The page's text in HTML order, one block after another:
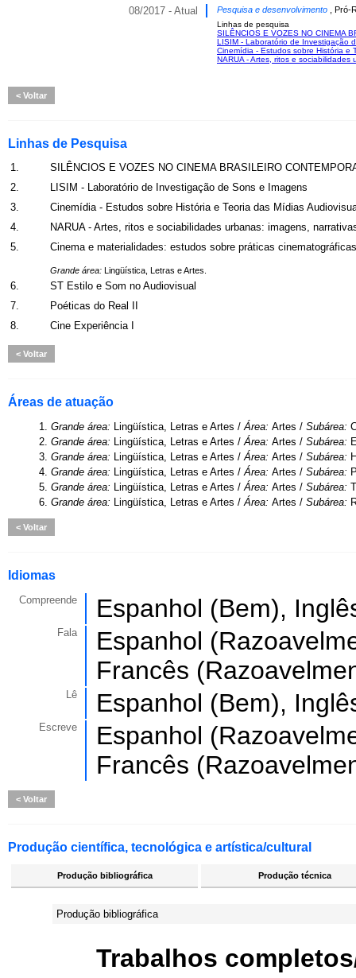
08/2017 - Atual Pesquisa e desenvolvimento ,
Linhas de pesquisa
SILÊNCIOS E VOZES NO CINEMA
LISIM - Laboratório de Investigação
Cinemídia - Estudos sobre História e
NARUA - Artes, ritos e
Voltar
Linhas de Pesquisa
1.
SILÊNCIOS E VOZES NO CINEMA BRASILEIRO
2.
LISIM - Laboratório de Investigação de Sons e Imagens
3.
Cinemídia - Estudos sobre História e Teoria das Mídias
4.
NARUA - Artes, ritos e sociabilidades urbanas: imagens,
5.
Cinema e materialidades: estudos sobre práticas cinematográficas
Grande área: Lingüística, Letras e Artes.
6.
ST Estilo e Som no Audiovisual
7.
Poéticas do Real II
8.
Cine Experiência I
Voltar
Áreas de atuação
1. Grande área: Lingüística, Letras e Artes /Área: Artes / Subárea:
2. Grande área: Lingüística, Letras e Artes /Área: Artes / Subárea:
3. Grande área: Lingüística, Letras e Artes /Área: Artes / Subárea:
4. Grande área: Lingüística, Letras e Artes /Área: Artes / Subárea:
5. Grande área: Lingüística, Letras e Artes /Área: Artes / Subárea:
6. Grande área: Lingüística, Letras e Artes /Área: Artes / Subárea:
Voltar
Idiomas
Compreende Espanhol (Bem),
Fala
Espanhol
Francês
Lê Espanhol (Bem),
Escreve
Espanhol
Francês
Voltar
Produção científica, tecnológica e artística/cultural
Produção bibliográfica Produção técnica
Produção bibliográfica
Trabalhos